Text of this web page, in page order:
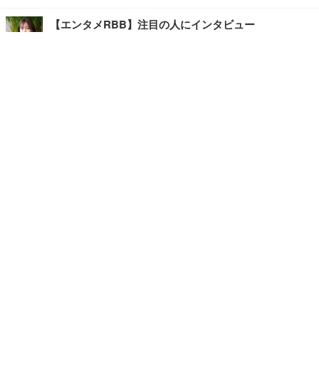
【エンタメRBB】注目の人にインタビュー